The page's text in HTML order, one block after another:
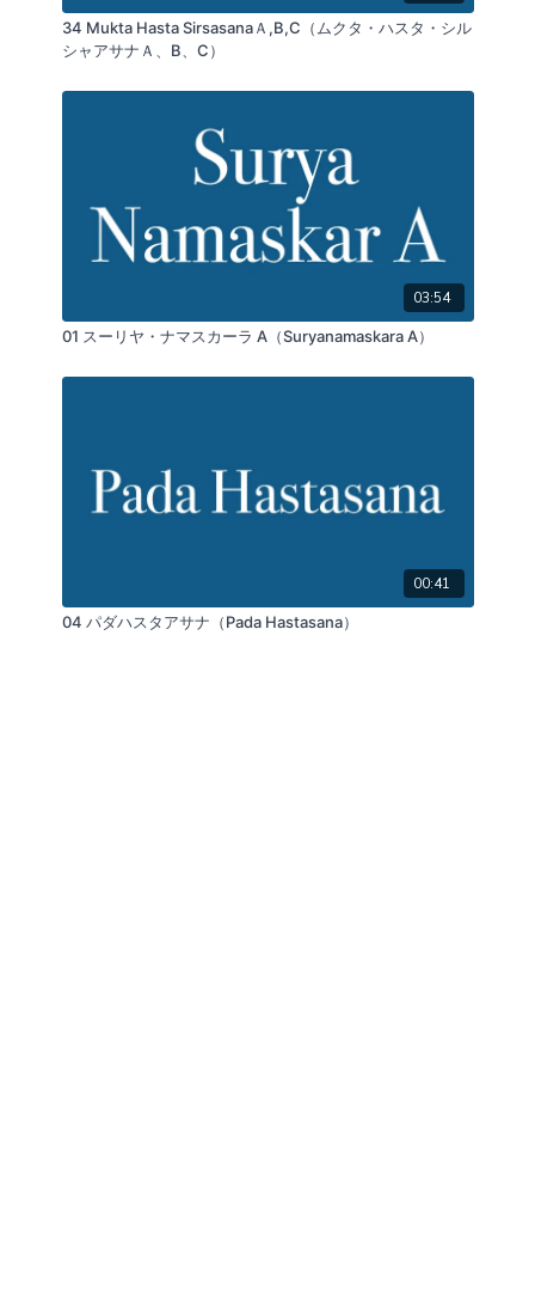
34 Mukta Hasta SirsasanaＡ,B,C（ムクタ・ハスタ・シル
シャアサナＡ、B、C）
03:54
01 スーリヤ・ナマスカーラ A（Suryanamaskara A）
00:41
04 パダハスタアサナ（Pada Hastasana）